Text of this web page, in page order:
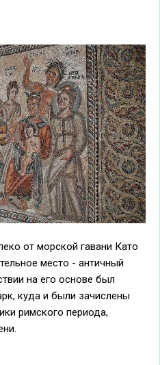
от морской гавани Като
место - античный
на его основе был
куда и были зачислены
римского периода,